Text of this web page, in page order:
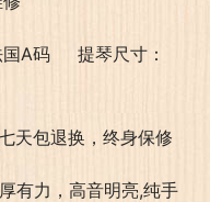
A码     提琴尺寸：
天包退换，终身保修
有力，高音明亮,纯手